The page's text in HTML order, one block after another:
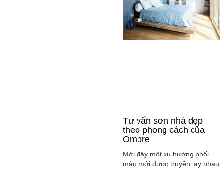
Tư vấn sơn nhà đẹp
theo phong cách của
Ombre
Mới đây một xu hướng phối
màu mới được truyền tay nhau